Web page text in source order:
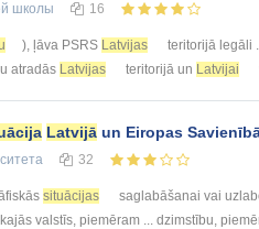
школы 16
), ļāva PSRS Latvijas teritorijā legāli
atradās Latvijas teritorijā un Latvijai
Latvijā un Eiropas
32
situācijas
saglabāšanai vai
valstīs, piemēram ... dzimstību,